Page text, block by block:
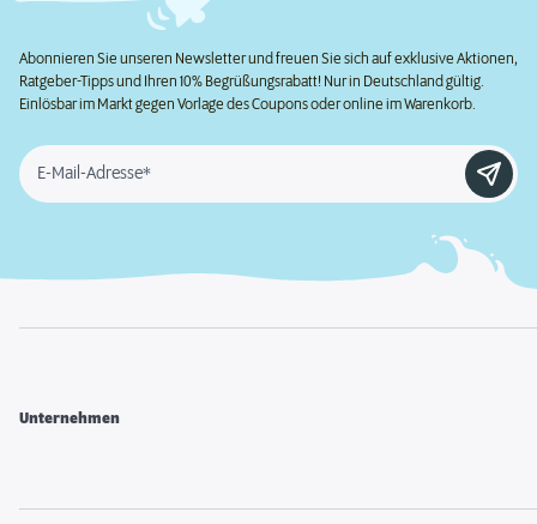
Abonnieren Sie unseren Newsletter und freuen Sie sich auf exklusive Aktionen,
Ratgeber-Tipps und Ihren 10% Begrüßungsrabatt! Nur in Deutschland gültig.
Einlösbar im Markt gegen Vorlage des Coupons oder online im Warenkorb.
E-Mail-Adresse*
Unternehmen